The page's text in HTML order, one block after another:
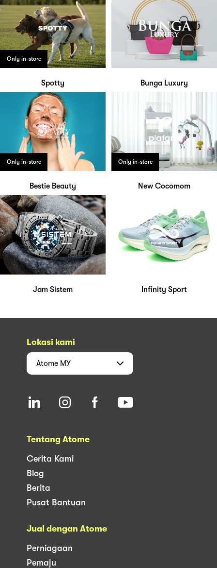
Only in-store
Spotty Bunga Luxury
Only in-store
Bestie Beauty
Only in-store
New Cocomom
Jam Sistem Infinity Sport
Lokasi kami
Atome MY
Tentang Atome
Cerita Kami
Blog
Berita
Pusat Bantuan
Jual dengan Atome
Perniagaan
Pemaju